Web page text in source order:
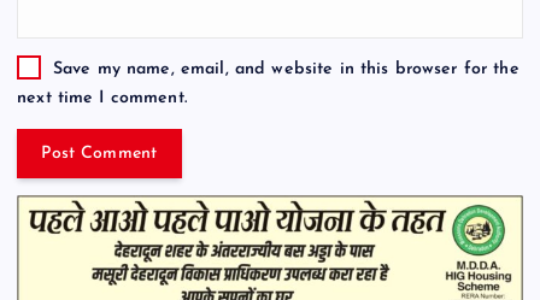
Save my name, email, and website in this browser for the
next time I comment.